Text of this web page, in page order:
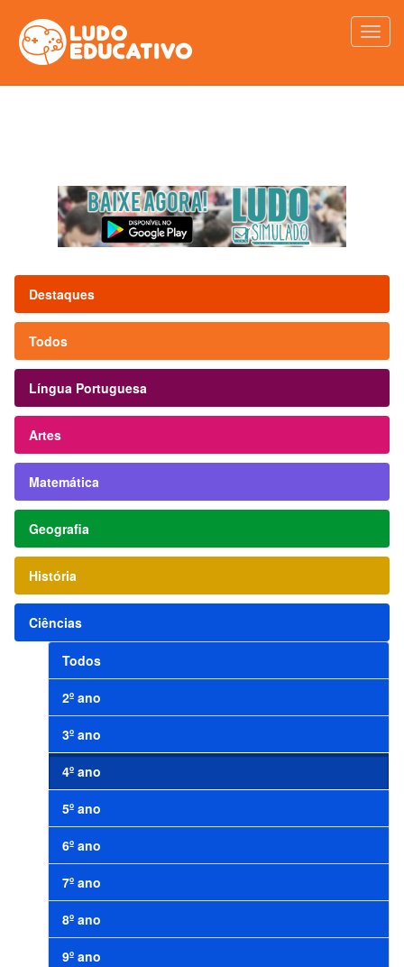
Destaques
Todos
Língua Portuguesa
Artes
Matemática
Geografia
História
Ciências
Todos
2º ano
3º ano
4º ano
5º ano
6º ano
7º ano
8º ano
9º ano